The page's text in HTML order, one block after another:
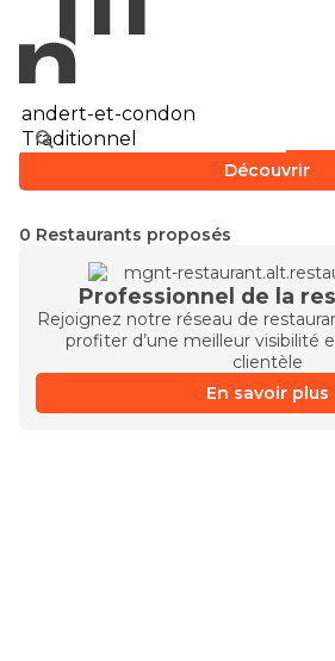
Découvrir
0 Restaurants proposés
Professionnel de la
Rejoignez notre réseau de
profiter d’une meilleur visibilité
clientèle
En savoir plus